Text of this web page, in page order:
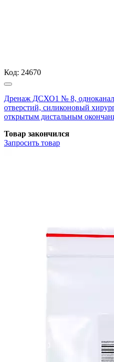
Код: 24670
Дренаж ДСХО1 № 8,
отверстий, силиконовый
открытым дистальным
Товар закончился
Запросить товар